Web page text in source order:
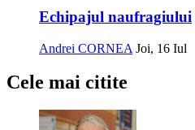
Echipajul naufragiului
Andrei CORNEA Joi, 16 Iul
Cele mai citite